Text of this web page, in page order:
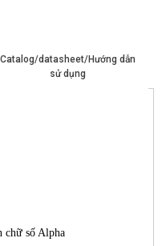
Catalog/datasheet/Hướng dẫn
sử dụng
chữ số Alpha